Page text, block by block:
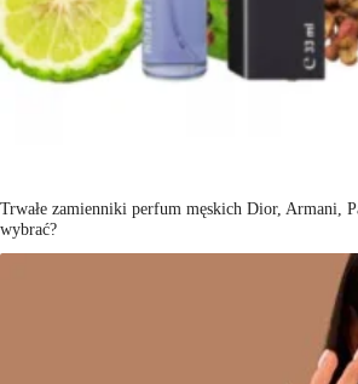
Trwałe zamienniki perfum męskich Dior, Armani,
wybrać?